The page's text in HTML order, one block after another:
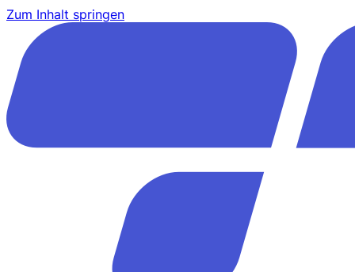
Zum Inhalt springen